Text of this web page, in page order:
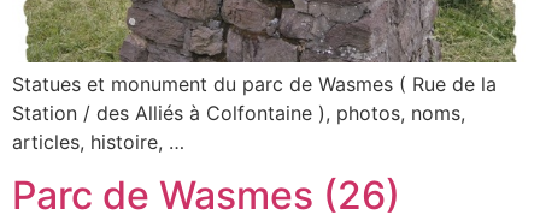
Statues et monument du parc de Wasmes ( Rue de la
Station / des Alliés à Colfontaine ), photos, noms,
articles, histoire, …
Parc de Wasmes (26)